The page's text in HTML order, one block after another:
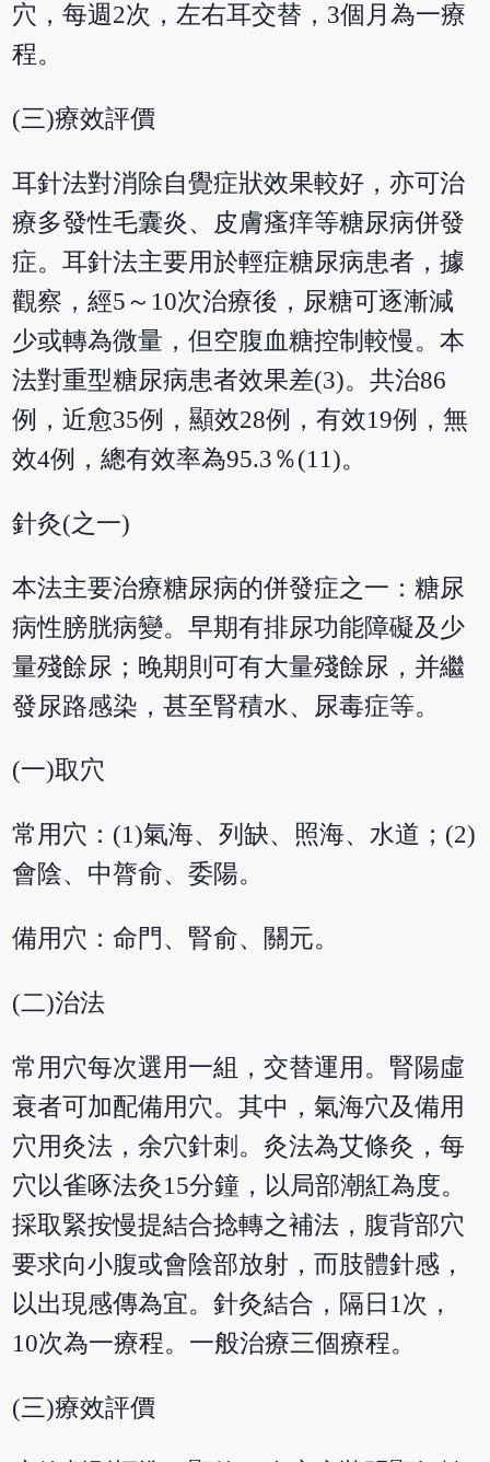
穴，每週2次，左右耳交替，3個月為一療
程。
(三)療效評價
耳針法對消除自覺症狀效果較好，亦可治
療多發性毛囊炎、皮膚瘙痒等糖尿病併發
症。耳針法主要用於輕症糖尿病患者，據
觀察，經5～10次治療後，尿糖可逐漸減
少或轉為微量，但空腹血糖控制較慢。本
法對重型糖尿病患者效果差(3)。共治86
例，近愈35例，顯效28例，有效19例，無
效4例，總有效率為95.3％(11)。
針灸(之一)
本法主要治療糖尿病的併發症之一：糖尿
病性膀胱病變。早期有排尿功能障礙及少
量殘餘尿；晚期則可有大量殘餘尿，并繼
發尿路感染，甚至腎積水、尿毒症等。
(一)取穴
常用穴：(1)氣海、列缺、照海、水道；(2)
會陰、中膂俞、委陽。
備用穴：命門、腎俞、關元。
(二)治法
常用穴每次選用一組，交替運用。腎陽虛
衰者可加配備用穴。其中，氣海穴及備用
穴用灸法，余穴針刺。灸法為艾條灸，每
穴以雀啄法灸15分鐘，以局部潮紅為度。
採取緊按慢提結合捻轉之補法，腹背部穴
要求向小腹或會陰部放射，而肢體針感，
以出現感傳為宜。針灸結合，隔日1次，
10次為一療程。一般治療三個療程。
(三)療效評價